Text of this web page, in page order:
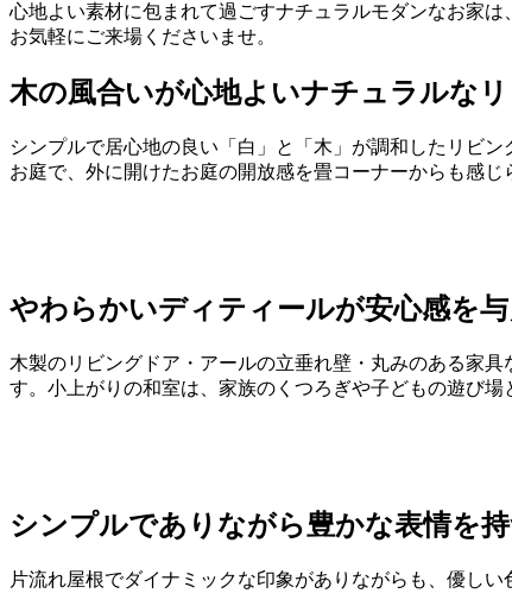
心地よい素材に包まれて過ごすナチュラルモダンなお家は
お気軽にご来場くださいませ。
木の風合いが心地よいナチュラルな
シンプルで居心地の良い「白」と「木」が調和したリビ
お庭で、外に開けたお庭の開放感を畳コーナーからも感じ
やわらかいディティールが安心感を
木製のリビングドア・アールの立垂れ壁・丸みのある家
す。小上がりの和室は、家族のくつろぎや子どもの遊び場
シンプルでありながら豊かな表情を
片流れ屋根でダイナミックな印象がありながらも、優し